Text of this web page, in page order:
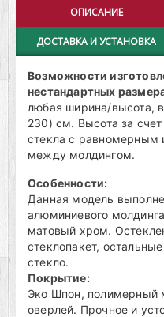
ОПИСАНИЕ
ДОСТАВКА И УСТАНОВКА
Возможности
нестандартных
любая ширина/высота,
230) см. Высота за
стекла с равномерным
между молдингом.
Особенности:
Данная модель
алюминиевого
матовый хром.
стеклопакет,
стекло.
Покрытие:
Эко Шпон, полимерный
оверлей. Прочное и